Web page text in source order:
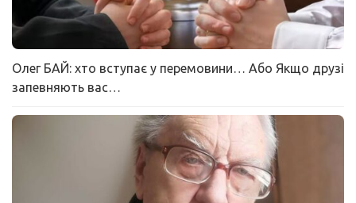
Олег БАЙ: хто вступає у перемовини… Або Якщо друзі
запевняють вас…